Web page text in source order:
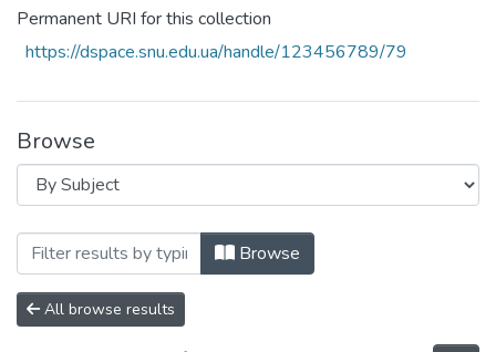
Permanent URI for this collection
https://dspace.snu.edu.ua/handle/123456789/79
Browse
Browsing ДН-01-20 «Теорія та
Browse
All browse results